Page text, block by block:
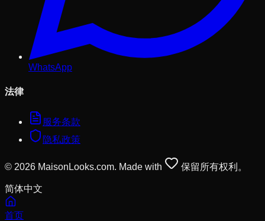
WhatsApp
法律
服务条款
隐私政策
© 2026 MaisonLooks.com. Made with 保留所有权利。
简体中文
首页